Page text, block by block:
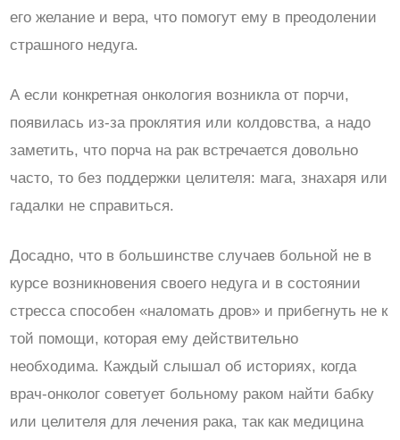
его желание и вера, что помогут ему в преодолении
страшного недуга.
А если конкретная онкология возникла от порчи,
появилась из-за проклятия или колдовства, а надо
заметить, что порча на рак встречается довольно
часто, то без поддержки целителя: мага, знахаря или
гадалки не справиться.
Досадно, что в большинстве случаев больной не в
курсе возникновения своего недуга и в состоянии
стресса способен «наломать дров» и прибегнуть не к
той помощи, которая ему действительно
необходима. Каждый слышал об историях, когда
врач-онколог советует больному раком найти бабку
или целителя для лечения рака, так как медицина